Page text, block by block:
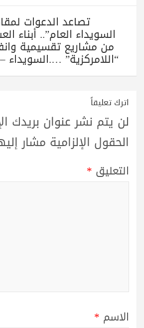
تصاعد الدعوات
السويداء العام”.. أبناء
من مشاريع تقسيمية
“اللامركزية” ….السويداء – BAZNEWS
اترك تعليقاً
لن يتم نشر عنوان بريدك
الحقول الإلزامية مشار
التعليق *
الاسم *